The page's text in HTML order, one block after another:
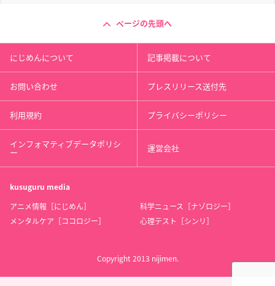
ページの先頭へ
にじめんについて 記事掲載について
お問い合わせ プレスリリース送付先
利用規約 プライバシーポリシー
インフォマティブデータポリシ
ー 運営会社
kusuguru media
アニメ情報［にじめん］
科学ニュース［ナゾロジー］
メンタルケア［ココロジー］
心理テスト［シンリ］
Copyright 2013 nijimen.